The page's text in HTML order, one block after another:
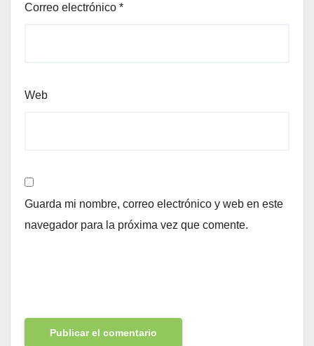
Correo electrónico *
Web
Guarda mi nombre, correo electrónico y web en este
navegador para la próxima vez que comente.